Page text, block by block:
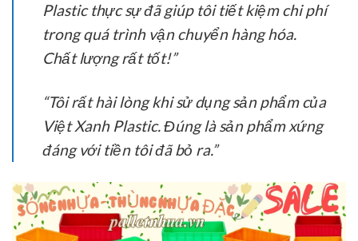
Plastic thực sự đã giúp tôi tiết kiệm chi phí
trong quá trình vận chuyển hàng hóa.
Chất lượng rất tốt!”
“Tôi rất hài lòng khi sử dụng sản phẩm của
Việt Xanh Plastic. Đúng là sản phẩm xứng
đáng với tiền tôi đã bỏ ra.”